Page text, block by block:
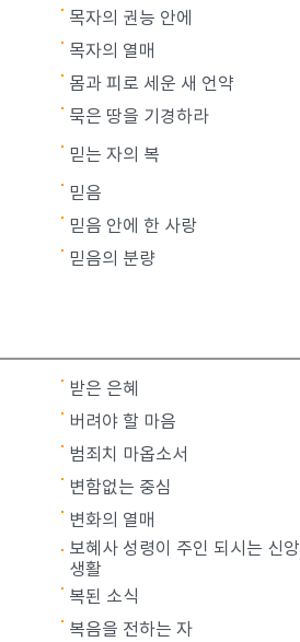
목자의 권능 안에
목자의 열매
몸과 피로 세운 새 언약
묵은 땅을 기경하라
믿는 자의 복
믿음
믿음 안에 한 사랑
믿음의 분량
받은 은혜
버려야 할 마음
범죄치 마옵소서
변함없는 중심
변화의 열매
보혜사 성령이 주인 되시는 신앙
생활
복된 소식
복음을 전하는 자